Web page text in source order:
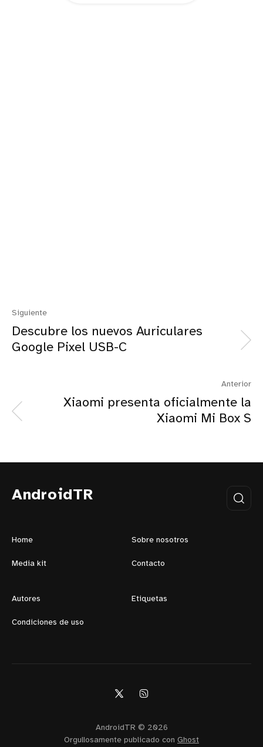
Siguiente
Descubre los nuevos Auriculares
Google Pixel USB-C
Anterior
Xiaomi presenta oficialmente la
Xiaomi Mi Box S
AndroidTR
Home Sobre nosotros
Media kit Contacto
Autores Etiquetas
Condiciones de uso
AndroidTR © 2026
Orgullosamente publicado con Ghost